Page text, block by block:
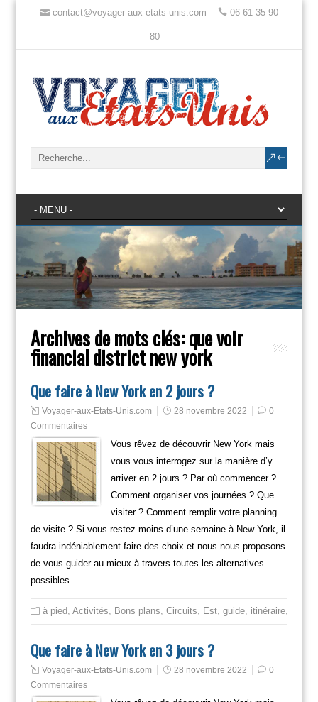
contact@voyager-aux-etats-unis.com 06 61 35 90
80
Archives de mots clés:que voir
financial district new york
Que faire à New York en 2 jours ?
Voyager-aux-Etats-Unis.com 28 novembre 2022
0
Commentaires
Vous rêvez de découvrir New York mais
vous vous interrogez sur la manière d’y
arriver en 2 jours ? Par où commencer ?
Comment organiser vos journées ? Que
visiter ? Comment remplir votre planning
de visite ? Si vous restez moins d’une semaine à New York, il
faudra indéniablement faire des choix et nous nous proposons
de vous guider au mieux à travers toutes les alternatives
possibles.
à pied Activités Bons plans Circuits Est, guide, itinéraire,
Que faire à New York en 3 jours ?
Voyager-aux-Etats-Unis.com 28 novembre 2022
0
Commentaires